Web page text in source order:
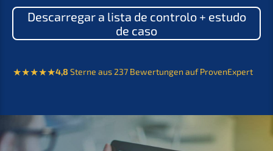
Descar­re­gar a lista de contro­lo + estudo
de caso
4,8 Sterne aus 237 Bewer­tun­gen auf ProvenExpert